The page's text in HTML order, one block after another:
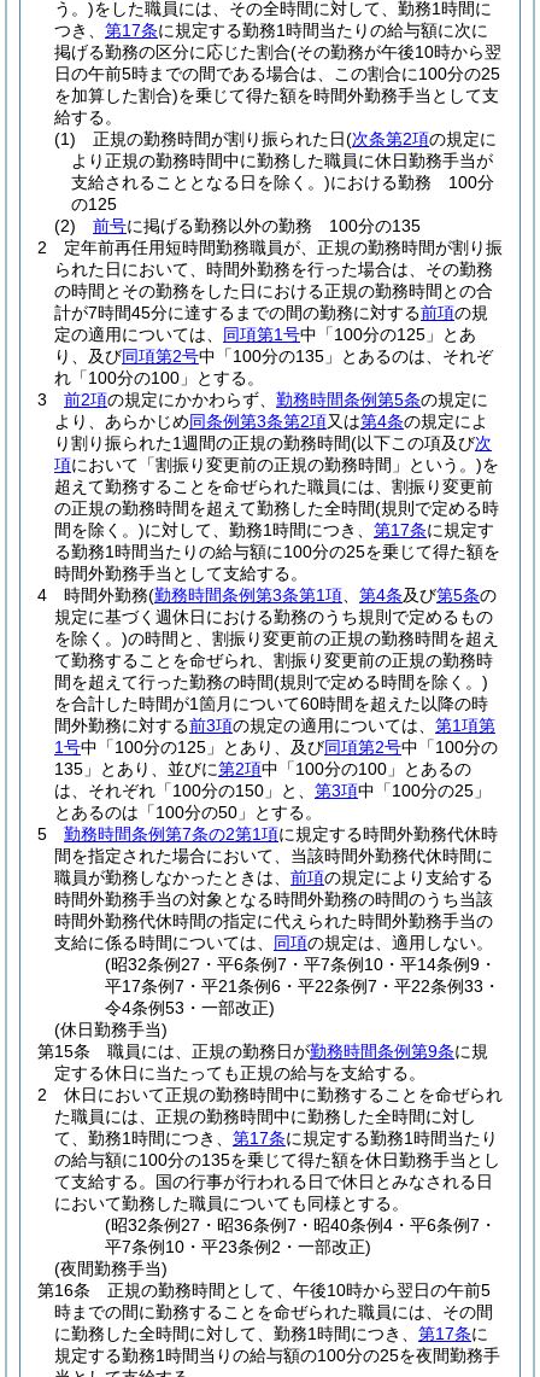
う。)をした職員には、その全時間に対して、勤務1時間に
つき、 第17条に規定する勤務1時間当たりの給与額に次に
掲げる勤務の区分に応じた割合(その勤務が午後10時から翌
日の午前5時までの間である場合は、この割合に100分の25
を加算した割合)を乗じて得た額を時間外勤務手当として支
給する。
(1)
正規の勤務時間が割り振られた日(次条第2項の規定に
より正規の勤務時間中に勤務した職員に休日勤務手当が
支給されることとなる日を除く。)における勤務 100分
の125
(2)
前号に掲げる勤務以外の勤務 100分の135
2
定年前再任用短時間勤務職員が、正規の勤務時間が割り振
られた日において、時間外勤務を行った場合は、その勤務
の時間とその勤務をした日における正規の勤務時間との合
計が7時間45分に達するまでの間の勤務に対する前項の規
定の適用については、 同項第1号中「100分の125」とあ
り、及び同項第2号中「100分の135」とあるのは、それぞ
れ「100分の100」とする。
3
前2項の規定にかかわらず、 勤務時間条例第5条の規定に
より、あらかじめ同条例第3条第2項又は第4条の規定によ
り割り振られた1週間の正規の勤務時間(以下この項及び次
項において「割振り変更前の正規の勤務時間」という。)を
超えて勤務することを命ぜられた職員には、割振り変更前
の正規の勤務時間を超えて勤務した全時間(規則で定める時
間を除く。)に対して、勤務1時間につき、 第17条に規定す
る勤務1時間当たりの給与額に100分の25を乗じて得た額を
時間外勤務手当として支給する。
4
時間外勤務(勤務時間条例第3条第1項 第4条及び第5条の
規定に基づく週休日における勤務のうち規則で定めるもの
を除く。)の時間と、割振り変更前の正規の勤務時間を超え
て勤務することを命ぜられ、割振り変更前の正規の勤務時
間を超えて行った勤務の時間(規則で定める時間を除く。)
を合計した時間が1箇月について60時間を超えた以降の時
間外勤務に対する前3項の規定の適用については、 第1項第
1号中「100分の125」とあり、及び同項第2号中「100分の
135」とあり、並びに第2項中「100分の100」とあるの
は、それぞれ「100分の150」と、 第3項中「100分の25」
とあるのは「100分の50」とする。
5
勤務時間条例第7条の2第1項に規定する時間外勤務代休時
間を指定された場合において、当該時間外勤務代休時間に
職員が勤務しなかったときは、 前項の規定により支給する
時間外勤務手当の対象となる時間外勤務の時間のうち当該
時間外勤務代休時間の指定に代えられた時間外勤務手当の
支給に係る時間については、 同項の規定は、適用しない。
(昭32条例27・平6条例7・平7条例10・平14条例9・
平17条例7・平21条例6・平22条例7・平22条例33・
令4条例53・一部改正)
(休日勤務手当)
第15条
職員には、正規の勤務日が勤務時間条例第9条に規
定する休日に当たっても正規の給与を支給する。
2
休日において正規の勤務時間中に勤務することを命ぜられ
た職員には、正規の勤務時間中に勤務した全時間に対し
て、勤務1時間につき、 第17条に規定する勤務1時間当たり
の給与額に100分の135を乗じて得た額を休日勤務手当とし
て支給する。 国の行事が行われる日で休日とみなされる日
において勤務した職員についても同様とする。
(昭32条例27・昭36条例7・昭40条例4・平6条例7・
平7条例10・平23条例2・一部改正)
(夜間勤務手当)
第16条
正規の勤務時間として、午後10時から翌日の午前5
時までの間に勤務することを命ぜられた職員には、その間
に勤務した全時間に対して、勤務1時間につき、 第17条に
規定する勤務1時間当りの給与額の100分の25を夜間勤務手